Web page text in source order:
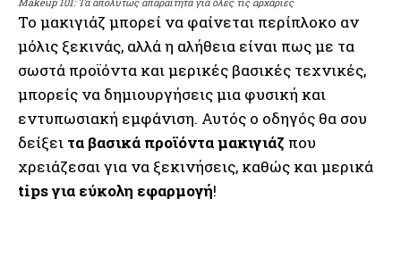
Το μακιγιάζ μπορεί να φαίνεται περίπλοκο αν
μόλις ξεκινάς, αλλά η αλήθεια είναι πως με τα
σωστά προϊόντα και μερικές βασικές τεχνικές,
μπορείς να δημιουργήσεις μια φυσική και
εντυπωσιακή εμφάνιση. Αυτός ο οδηγός θα σου
δείξει τα βασικά προϊόντα μακιγιάζ που
χρειάζεσαι για να ξεκινήσεις, καθώς και μερικά
tips για εύκολη εφαρμογή!